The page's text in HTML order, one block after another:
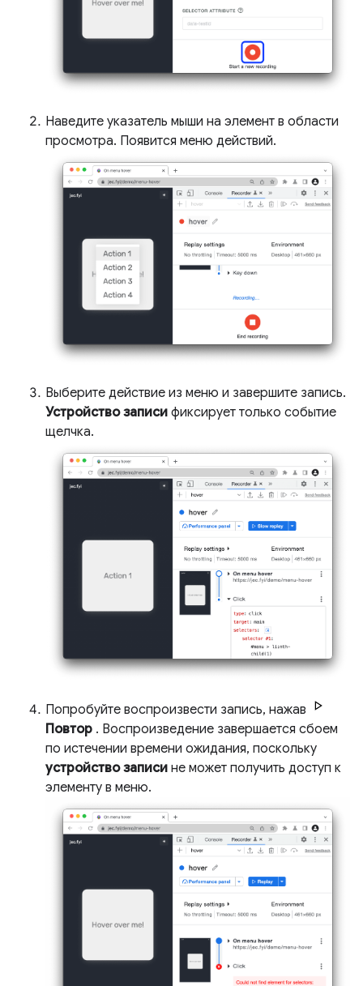
Наведите указатель мыши на элемент в области
просмотра. Появится меню действий.
Выберите действие из меню и завершите запись.
Устройство записи фиксирует только событие
щелчка.
Попробуйте воспроизвести запись, нажав
Повтор . Воспроизведение завершается сбоем
по истечении времени ожидания, поскольку
устройство записи не может получить доступ к
элементу в меню.